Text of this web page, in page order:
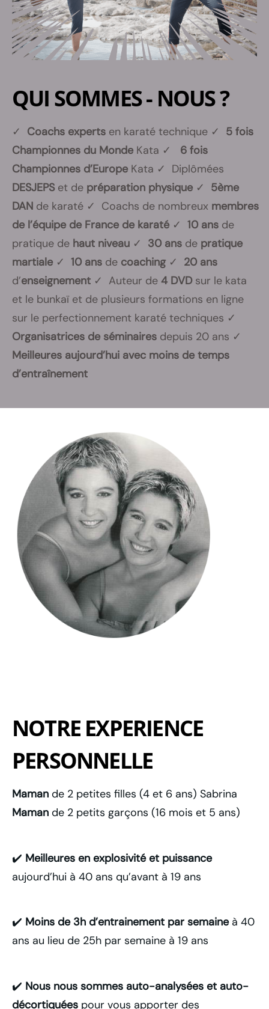
QUI SOMMES - NOUS ?
✓ Coachs experts en karaté technique ✓ 5 fois
Championnes du Monde Kata ✓ 6 fois
Championnes d’Europe Kata ✓ Diplômées
DESJEPSet de préparation physique ✓ 5ème
DAN de karaté ✓ Coachs de nombreux membres
de l’équipe de France de karaté ✓ 10 ans de
pratique de haut niveau ✓ 30 ans de pratique
martiale ✓ 10 ans de coaching✓ 20 ans
d’enseignement ✓ Auteur de 4 DVDsur le kata
et le bunkaï et de plusieurs formations en ligne
sur le perfectionnement karaté techniques ✓
Organisatrices de séminaires depuis 20 ans ✓
Meilleures aujourd’hui avec moins de temps
d’entraînement
NOTRE EXPERIENCE
PERSONNELLE
Maman de 2 petites filles (4 et 6 ans) Sabrina
Maman de 2 petits garçons (16 mois et 5 ans)
✔️ Meilleures en explosivité et puissance
aujourd’hui à 40 ans qu’avant à 19 ans
✔️ Moins de 3h d’entrainement par semaineà 40
ans au lieu de 25h par semaine à 19 ans
✔️ Nous nous sommes auto-analysées et auto-
décortiquées pour vous apporter des